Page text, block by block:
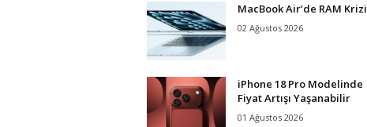
MacBook Air’de RAM Krizi
02 Ağustos 2026
iPhone 18 Pro Modelinde
Fiyat Artışı Yaşanabilir
01 Ağustos 2026